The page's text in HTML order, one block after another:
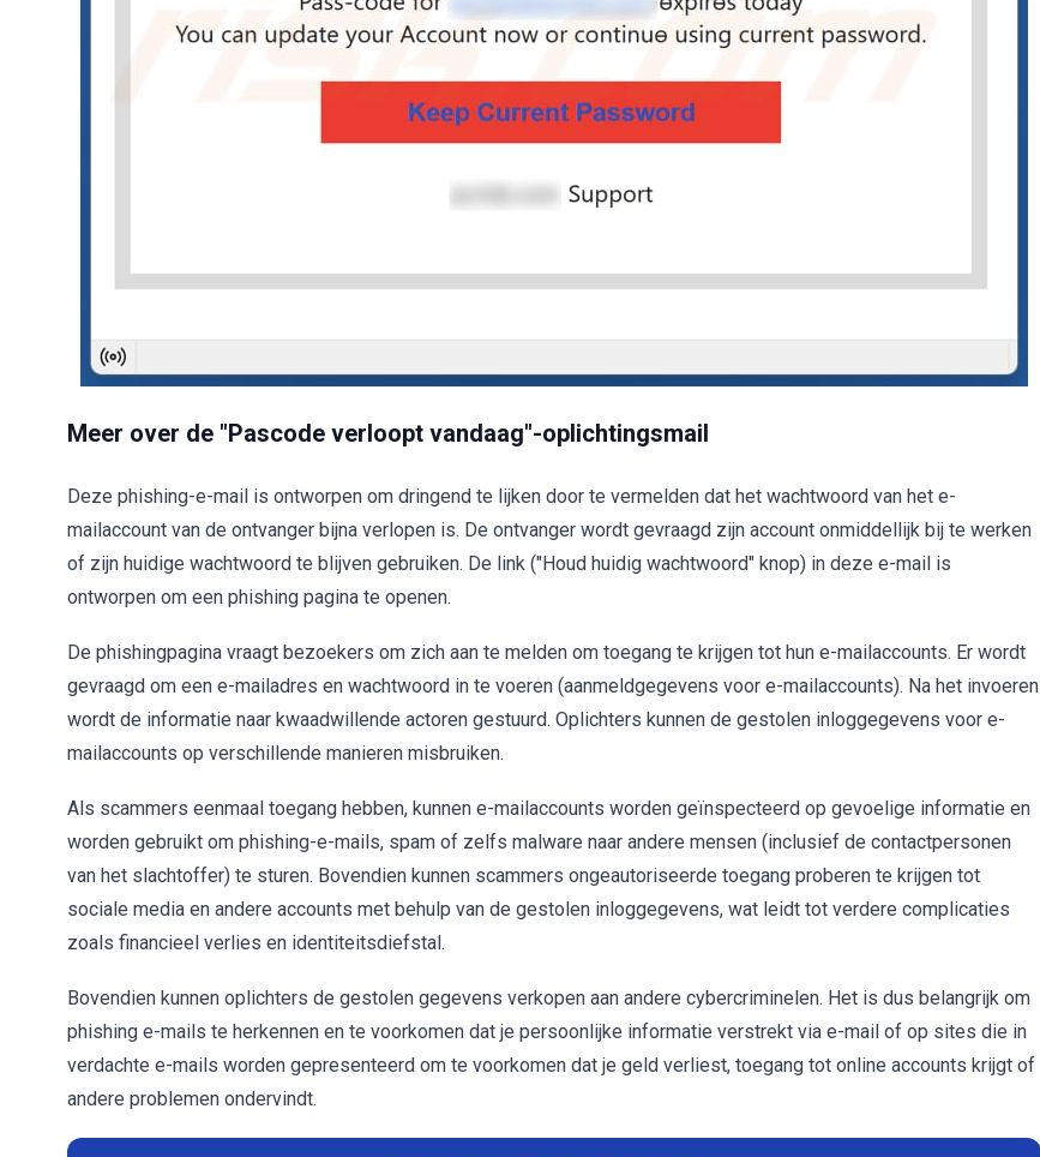
Meer over de "Pascode verloopt vandaag"-oplichtingsmail
Deze phishing-e-mail is ontworpen om dringend te lijken door te vermelden dat het wachtwoord van het e-
mailaccount van de ontvanger bijna verlopen is. De ontvanger wordt gevraagd zijn account onmiddellijk bij te werken
of zijn huidige wachtwoord te blijven gebruiken. De link ("Houd huidig wachtwoord" knop) in deze e-mail is
ontworpen om een phishing pagina te openen.
De phishingpagina vraagt bezoekers om zich aan te melden om toegang te krijgen tot hun e-mailaccounts. Er wordt
gevraagd om een e-mailadres en wachtwoord in te voeren (aanmeldgegevens voor e-mailaccounts). Na het invoeren
wordt de informatie naar kwaadwillende actoren gestuurd. Oplichters kunnen de gestolen inloggegevens voor e-
mailaccounts op verschillende manieren misbruiken.
Als scammers eenmaal toegang hebben, kunnen e-mailaccounts worden geïnspecteerd op gevoelige informatie en
worden gebruikt om phishing-e-mails, spam of zelfs malware naar andere mensen (inclusief de contactpersonen
van het slachtoffer) te sturen. Bovendien kunnen scammers ongeautoriseerde toegang proberen te krijgen tot
sociale media en andere accounts met behulp van de gestolen inloggegevens, wat leidt tot verdere complicaties
zoals financieel verlies en identiteitsdiefstal.
Bovendien kunnen oplichters de gestolen gegevens verkopen aan andere cybercriminelen. Het is dus belangrijk om
phishing e-mails te herkennen en te voorkomen dat je persoonlijke informatie verstrekt via e-mail of op sites die in
verdachte e-mails worden gepresenteerd om te voorkomen dat je geld verliest, toegang tot online accounts krijgt of
andere problemen ondervindt.